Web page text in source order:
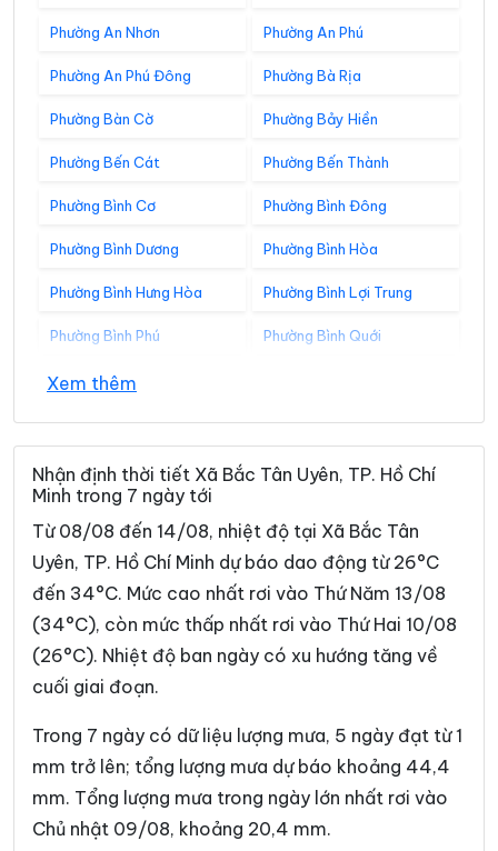
Phường An Nhơn Phường An Phú
Phường An Phú Đông Phường Bà Rịa
Phường Bàn Cờ Phường Bảy Hiền
Phường Bến Cát Phường Bến Thành
Phường Bình Cơ Phường Bình Đông
Phường Bình Dương Phường Bình Hòa
Phường Bình Hưng Hòa Phường Bình Lợi Trung
Phường Bình Phú Phường Bình Quới
Phường Bình Tân
Phường Bình Thạnh Phường Bình Thới
Phường Bình Tiên Phường Bình Trị Đông
Phường Bình Trưng
Phường Cầu Kiệu Phường Cầu Ông Lãnh
Phường Chánh Hiệp Phường Chánh Hưng
Phường Chánh Phú Hòa
Phường Chợ Quán
Phường Diên Hồng Phường Đông Hòa
Phường Đông Hưng Thuận Phường Đức Nhuận
Phường Gia Định Phường Gò Vấp
Xem thêm
Nhận định thời tiết Xã Bắc Tân Uyên, TP. Hồ Chí
Minh trong 7 ngày tới
Từ 08/08 đến 14/08, nhiệt độ tại Xã Bắc Tân
Uyên, TP. Hồ Chí Minh dự báo dao động từ 26°C
đến 34°C. Mức cao nhất rơi vào Thứ Năm 13/08
(34°C), còn mức thấp nhất rơi vào Thứ Hai 10/08
(26°C). Nhiệt độ ban ngày có xu hướng tăng về
cuối giai đoạn.
Trong 7 ngày có dữ liệu lượng mưa, 5 ngày đạt từ 1
mm trở lên; tổng lượng mưa dự báo khoảng 44,4
mm. Tổng lượng mưa trong ngày lớn nhất rơi vào
Chủ nhật 09/08, khoảng 20,4 mm.